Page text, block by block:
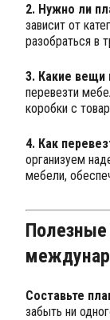
2. Нужно ли
зависит от
разобраться в
3. Какие вещи
перевезти
коробки с
4. Как
организуем
мебели,
Составьте
забыть ни